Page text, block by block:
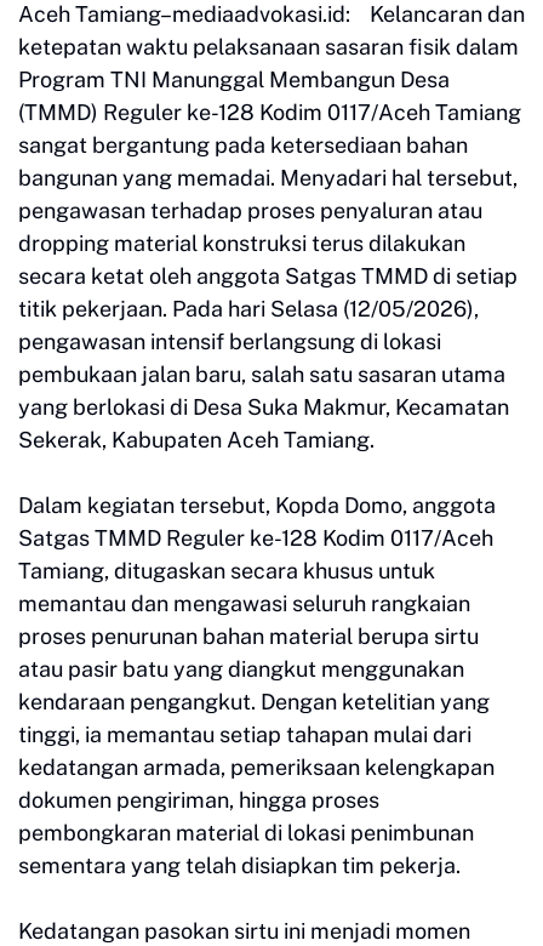
Aceh Tamiang–mediaadvokasi.id: Kelancaran dan
ketepatan waktu pelaksanaan sasaran fisik dalam
Program TNI Manunggal Membangun Desa
(TMMD) Reguler ke-128 Kodim 0117/Aceh Tamiang
sangat bergantung pada ketersediaan bahan
bangunan yang memadai. Menyadari hal tersebut,
pengawasan terhadap proses penyaluran atau
dropping material konstruksi terus dilakukan
secara ketat oleh anggota Satgas TMMD di setiap
titik pekerjaan. Pada hari Selasa (12/05/2026),
pengawasan intensif berlangsung di lokasi
pembukaan jalan baru, salah satu sasaran utama
yang berlokasi di Desa Suka Makmur, Kecamatan
Sekerak, Kabupaten Aceh Tamiang.
Dalam kegiatan tersebut, Kopda Domo, anggota
Satgas TMMD Reguler ke-128 Kodim 0117/Aceh
Tamiang, ditugaskan secara khusus untuk
memantau dan mengawasi seluruh rangkaian
proses penurunan bahan material berupa sirtu
atau pasir batu yang diangkut menggunakan
kendaraan pengangkut. Dengan ketelitian yang
tinggi, ia memantau setiap tahapan mulai dari
kedatangan armada, pemeriksaan kelengkapan
dokumen pengiriman, hingga proses
pembongkaran material di lokasi penimbunan
sementara yang telah disiapkan tim pekerja.
Kedatangan pasokan sirtu ini menjadi momen